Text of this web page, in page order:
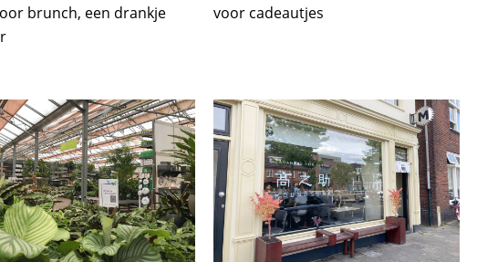
brunch, een drankje
voor cadeautjes